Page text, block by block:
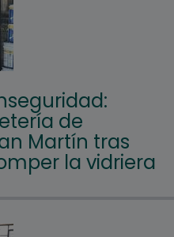
de
Martín tras
la vidriera